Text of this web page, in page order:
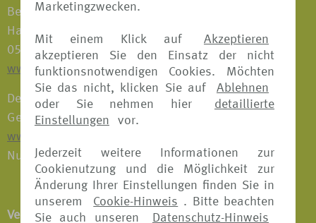
Marketingzwecken.
Mit einem Klick auf
Akzeptieren
akzeptieren Sie den Einsatz der nicht
funktionsnotwendigen Cookies. Möchten
Sie das nicht, klicken Sie auf
Ablehnen
oder Sie nehmen hier
detaillierte
Einstellungen
vor.
Jederzeit weitere Informationen zur
Cookienutzung und die Möglichkeit zur
Änderung Ihrer Einstellungen finden Sie in
unserem
Cookie-Hinweis . Bitte beachten
Sie auch unseren
Datenschutz-Hinweis
Berufskammer: Industrie- und Handelskammer
Hannover, Schiffgraben 49, 30175 Hannover, Tel.:
0511 310 7 0, Fax: 0511 310 74 36,
www.hannover.ihk.de
Der Erlaubnisumfang gemäß § 34d Absatz 1 der
Gewerbeordnung ist auf der Internetseite:
www.vermittlerregister.info
Nummer einsehbar: D-1EEI-2XLRA-93.
Verbraucherstreitbeilegung / OS-Plattform